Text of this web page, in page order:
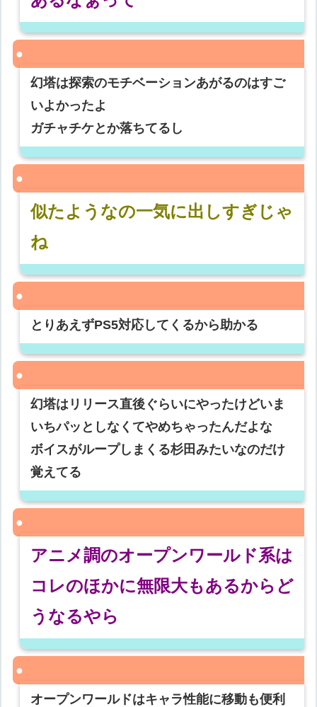
幻塔は探索のモチベーションあがるのはすご
いよかったよ
ガチャチケとか落ちてるし
似たようなの一気に出しすぎじゃ
ね
とりあえずPS5対応してくるから助かる
幻塔はリリース直後ぐらいにやったけどいま
いちパッとしなくてやめちゃったんだよな
ボイスがループしまくる杉田みたいなのだけ
覚えてる
アニメ調のオープンワールド系は
コレのほかに無限大もあるからど
うなるやら
オープンワールドはキャラ性能に移動も便利